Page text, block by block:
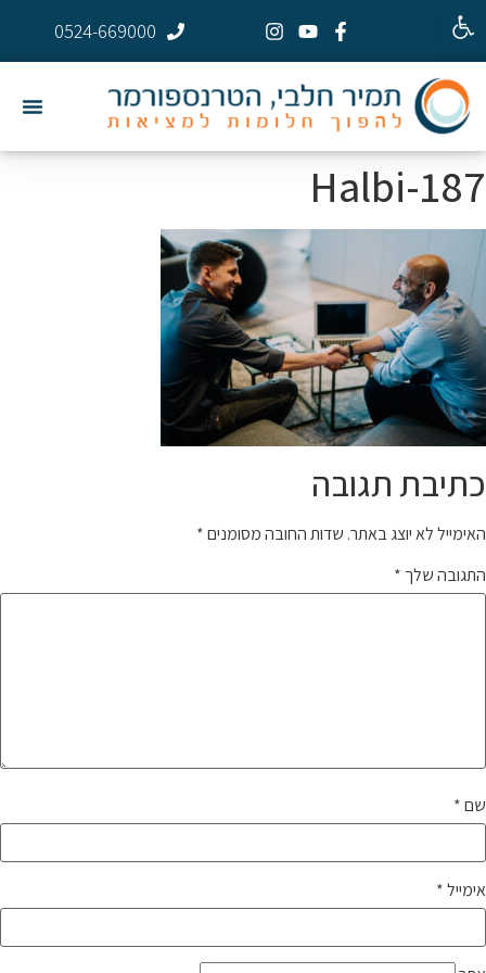
פתח סרגל נגישות
0524-669000
Halbi-187
כתיבת תגובה
האימייל לא יוצג באתר. שדות החובה מסומנים*
התגובה שלך *
שם*
אימייל*